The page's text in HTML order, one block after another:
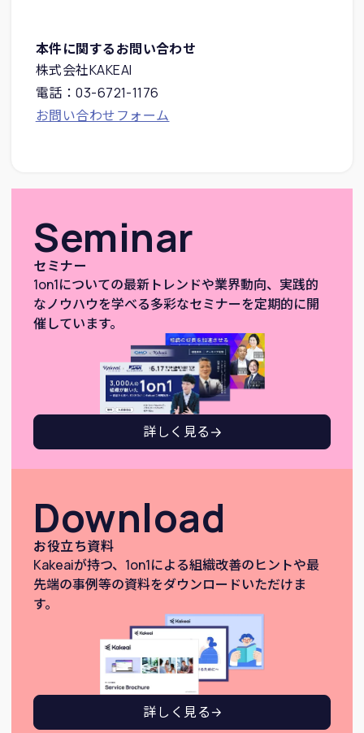
本件に関するお問い合わせ
株式会社KAKEAI
電話：03-6721-1176
お問い合わせフォーム
Seminar
セミナー
1on1についての最新トレンドや業界動向、実践的
なノウハウを学べる多彩なセミナーを定期的に開
催しています。
詳しく見る
Download
お役立ち資料
Kakeaiが持つ、1on1による組織改善のヒントや最
先端の事例等の資料をダウンロードいただけま
す。
詳しく見る